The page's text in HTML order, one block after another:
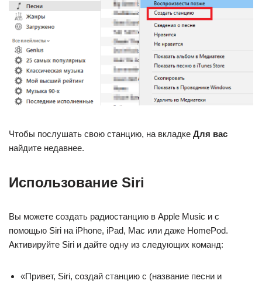
Чтобы послушать свою станцию, на вкладке Для вас
найдите недавнее.
Использование Siri
Вы можете создать радиостанцию в Apple Music и с
помощью Siri на iPhone, iPad, Mac или даже HomePod.
Активируйте Siri и дайте одну из следующих команд:
«Привет, Siri, создай станцию с (название песни и